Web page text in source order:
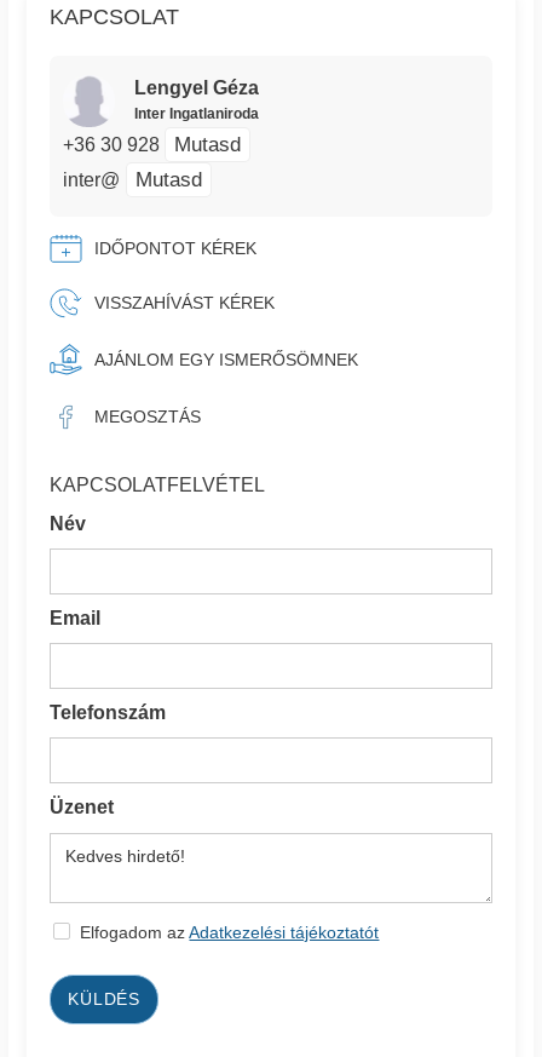
KAPCSOLAT
Lengyel Géza
Inter Ingatlaniroda
+36 30 928 Mutasd
inter@ Mutasd
IDŐPONTOT KÉREK
VISSZAHÍVÁST KÉREK
AJÁNLOM EGY ISMERŐSÖMNEK
MEGOSZTÁS
KAPCSOLATFELVÉTEL
Név
Email
Telefonszám
Üzenet
Elfogadom azAdatkezelési tájékoztatót
KÜLDÉS